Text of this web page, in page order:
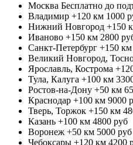
Москва Бесплатно до
Владимир +120 км 1000
Нижний Новгород +150
Иваново +150 км 2800
Санкт-Петербург +150 км
Великий Новгород,
Ярославль, Кострома
Тула, Калуга +100 км
Ростов-на-Дону +50 км
Краснодар +100 км 9000
Тверь, Торжок +150 км
Казань +100 км 4800 руб
Воронеж +50 км 5000 руб
Чебоксары +120 км 4200